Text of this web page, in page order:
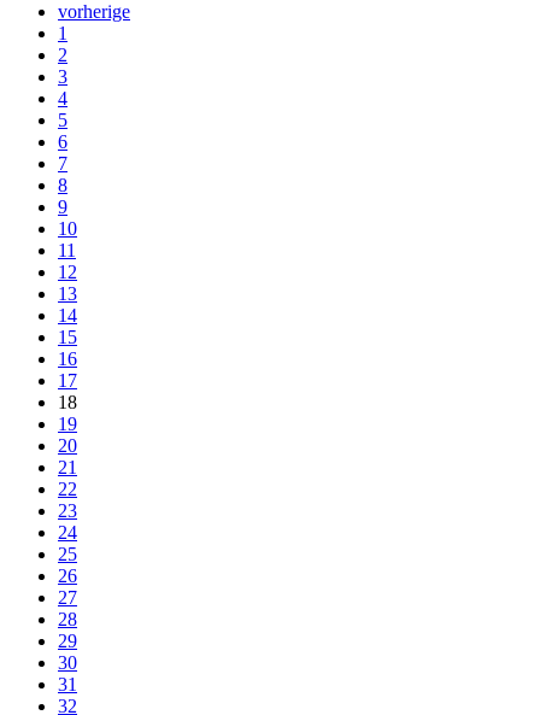
vorherige
1
2
3
4
5
6
7
8
9
10
11
12
13
14
15
16
17
18
19
20
21
22
23
24
25
26
27
28
29
30
31
32